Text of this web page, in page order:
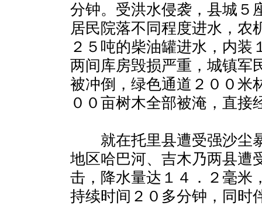
分钟。受洪水侵袭，县城５
居民院落不同程度进水，农
２５吨的柴油罐进水，内装
两间库房毁损严重，城镇军
被冲倒，绿色通道２００米
００亩树木全部被淹，直接
就在托里县遭受强沙尘
地区哈巴河、吉木乃两县遭
击，降水量达１４．２毫米
持续时间２０多分钟，同时